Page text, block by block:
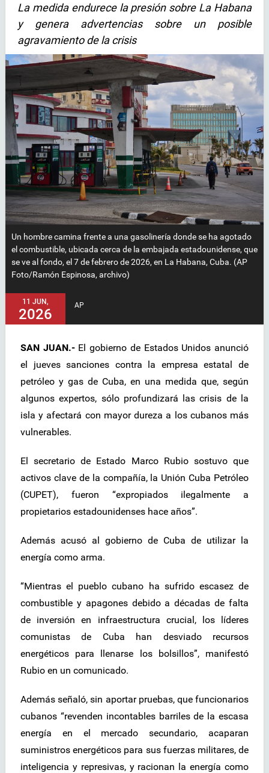
La medida endurece la presión sobre La Habana
y genera advertencias sobre un posible
agravamiento de la crisis
Un hombre camina frente a una gasolinería donde se ha agotado
el combustible, ubicada cerca de la embajada estadounidense, que
se ve al fondo, el 7 de febrero de 2026, en La Habana, Cuba. (AP
Foto/Ramón Espinosa, archivo)
11 JUN,
2026
AP
SAN JUAN.-El gobierno de Estados Unidos anunció
el jueves sanciones contra la empresa estatal de
petróleo y gas de Cuba, en una medida que, según
algunos expertos, sólo profundizará las crisis de la
isla y afectará con mayor dureza a los cubanos más
vulnerables.
El secretario de Estado Marco Rubio sostuvo que
activos clave de la compañía, la Unión Cuba Petróleo
(CUPET), fueron “expropiados ilegalmente a
propietarios estadounidenses hace años”.
Además acusó al gobierno de Cuba de utilizar la
energía como arma.
“Mientras el pueblo cubano ha sufrido escasez de
combustible y apagones debido a décadas de falta
de inversión en infraestructura crucial, los líderes
comunistas de Cuba han desviado recursos
energéticos para llenarse los bolsillos”, manifestó
Rubio en un comunicado.
Además señaló, sin aportar pruebas, que funcionarios
cubanos “revenden incontables barriles de la escasa
energía en el mercado secundario, acaparan
suministros energéticos para sus fuerzas militares, de
inteligencia y represivas, y racionan la energía como